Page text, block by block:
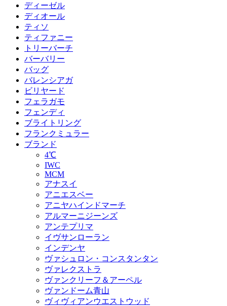
ディーゼル
ディオール
ティソ
ティファニー
トリーバーチ
バーバリー
バッグ
バレンシアガ
ビリヤード
フェラガモ
フェンディ
ブライトリング
フランクミュラー
ブランド
4℃
IWC
MCM
アナスイ
アニエスベー
アニヤハインドマーチ
アルマーニジーンズ
アンテプリマ
イヴサンローラン
インデンヤ
ヴァシュロン・コンスタンタン
ヴァレクストラ
ヴァンクリーフ＆アーペル
ヴァンドーム青山
ヴィヴィアンウエストウッド